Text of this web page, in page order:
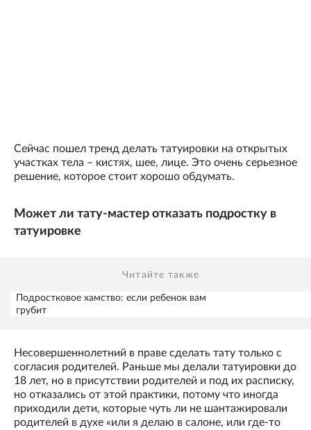
Сейчас пошел тренд делать татуировки на открытых
участках тела – кистях, шее, лице. Это очень серьезное
решение, которое стоит хорошо обдумать.
Может ли тату-мастер отказать подростку в
татуировке
Читайте также
Подростковое хамство: если ребенок вам
грубит
Несовершеннолетний в праве сделать тату только с
согласия родителей. Раньше мы делали татуировки до
18 лет, но в присутствии родителей и под их расписку,
но отказались от этой практики, потому что иногда
приходили дети, которые чуть ли не шантажировали
родителей в духе «или я делаю в салоне, или где-то